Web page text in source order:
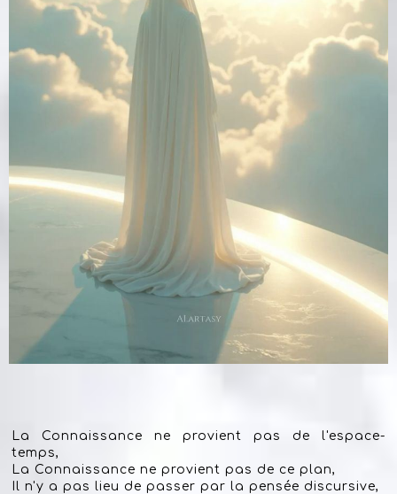
La Connaissance ne provient pas de l'espace-
temps,
La Connaissance ne provient pas de ce plan,
Il n'y a pas lieu de passer par la pensée discursive,